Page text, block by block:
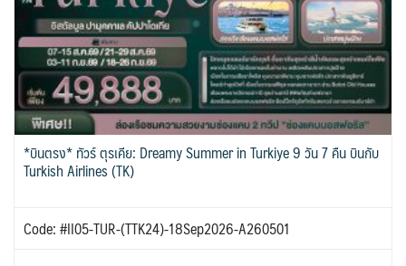
*บินตรง* ทัวร์ ตุรเคีย: Dreamy Summer in Turkiye 9 วัน 7 คืน บินกับ
Turkish Airlines (TK)
Code: #II05-TUR-(TTK24)-18Sep2026-A260501